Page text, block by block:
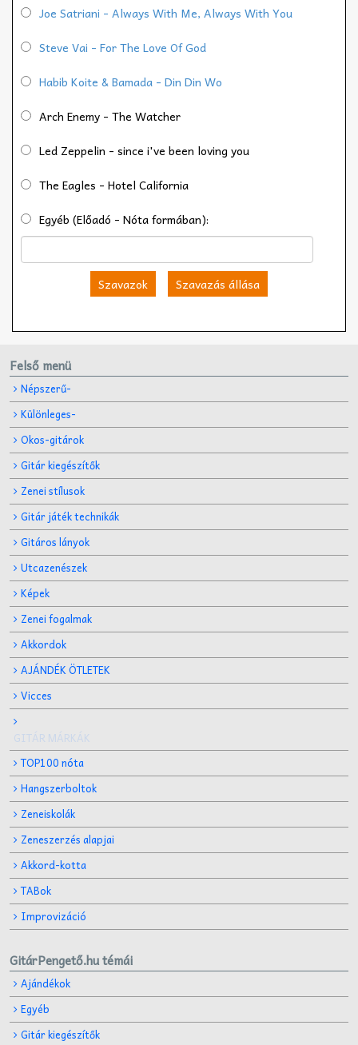
Joe Satriani - Always With Me, Always With You
Steve Vai - For The Love Of God
Habib Koite & Bamada - Din Din Wo
Arch Enemy - The Watcher
Led Zeppelin - since i've been loving you
The Eagles - Hotel California
Egyéb (Előadó - Nóta formában):
Szavazok Szavazás állása
Felső menü
Népszerű-
Különleges-
Okos-gitárok
Gitár kiegészítők
Zenei stílusok
Gitár játék technikák
Gitáros lányok
Utcazenészek
Képek
Zenei fogalmak
Akkordok
AJÁNDÉK ÖTLETEK
Vicces
GITÁR MÁRKÁK
TOP100 nóta
Hangszerboltok
Zeneiskolák
Zeneszerzés alapjai
Akkord-kotta
TABok
Improvizáció
GitárPengető.hu témái
Ajándékok
Egyéb
Gitár kiegészítők